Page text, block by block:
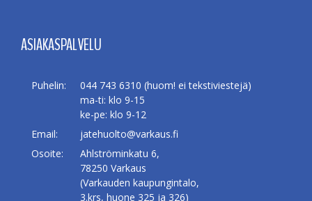
ASIAKASPALVELU
Puhelin:
044 743 6310 (huom! ei tekstiviestejä)
ma-ti: klo 9-15
ke-pe: klo 9-12
Email:
jatehuolto@varkaus.fi
Osoite:
Ahlströminkatu 6,
78250 Varkaus
(Varkauden kaupungintalo,
3.krs, huone 325 ja 326)